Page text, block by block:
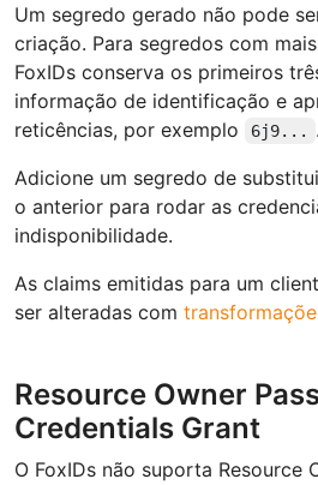
Um segredo gerado não pode
criação. Para segredos com
FoxIDs conserva os primeiros
informação de identificação e
reticências, por exemplo
6j9...
.
Adicione um segredo de
o anterior para rodar as
indisponibilidade.
As claims emitidas para um
ser alteradas com
Resource Owner
Credentials Grant
O FoxIDs não suporta Resource